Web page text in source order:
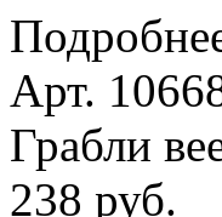
Арт.
Грабли
238 руб.